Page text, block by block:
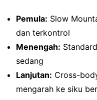
Pemula: Slow
dan terkontrol
Menengah:
sedang
Lanjutan: Cross-
mengarah ke siku